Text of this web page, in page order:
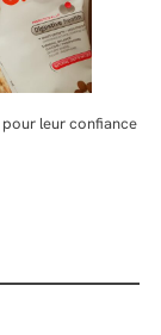
leur confiance